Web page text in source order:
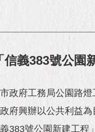
義383號公園
政府工務局公園路燈
府興辦以公共利益為
383號公園新建工程